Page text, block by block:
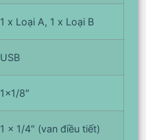
1 x Loại A, 1 x Loại B
USB
1×1/8″
1 x 1/4″ (van điều tiết)